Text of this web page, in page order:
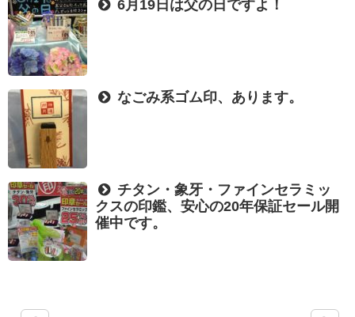
6月19日は父の日ですよ！
なごみ系ゴム印、あります。
チタン・象牙・ファインセラミッ
クスの印鑑、安心の20年保証セール開
催中です。